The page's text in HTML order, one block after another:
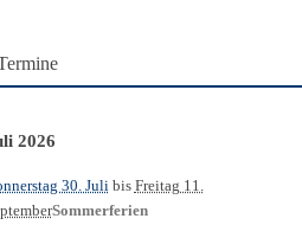
2026
30. Julibis Freitag 11.
Sommerferien